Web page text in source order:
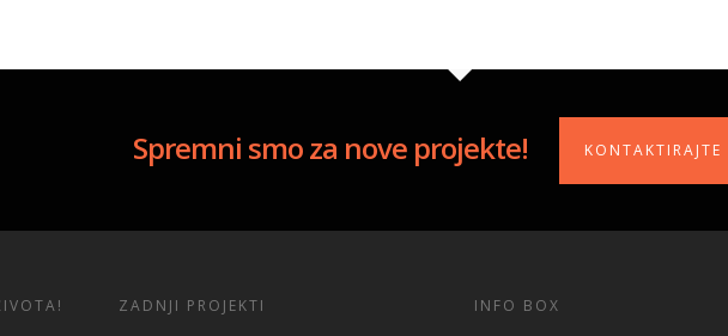
Spremni smo za nove projekte! KONTAKTIRAJTE
ZADNJI PROJEKTI INFO BOX